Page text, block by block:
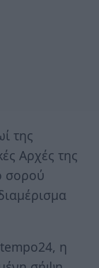
της
Αρχές της
σορού
η